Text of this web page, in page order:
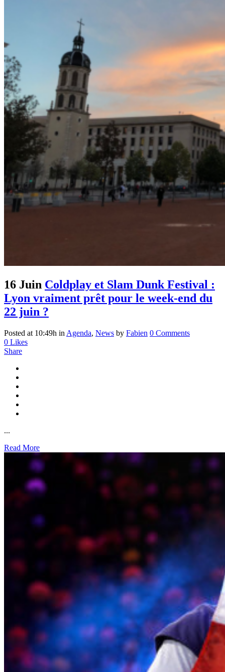
16 Juin Coldplay et Slam Dunk Festival :
Lyon vraiment prêt pour le week-end du
22 juin ?
Posted at 10:49h in Agenda, News by Fabien 0 Comments
0 Likes
Share
...
Read More